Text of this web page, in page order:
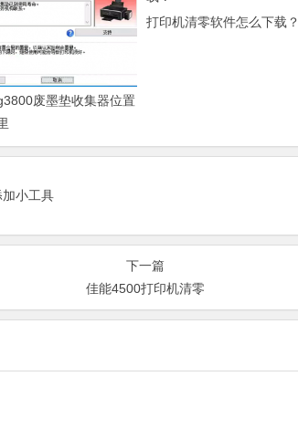
5B13/5B14/1700/1702/1703/1704
废墨垫收集器位置
打印机清零软件怎么下载？
加小工具
下一篇
佳能4500打印机清零